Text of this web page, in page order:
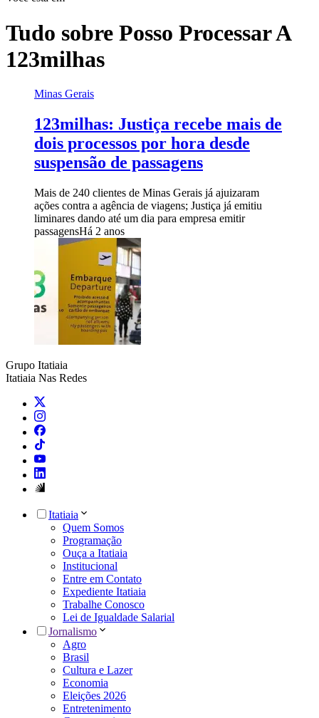
Tudo sobre Posso Processar A
123milhas
Minas Gerais
123milhas: Justiça recebe mais de
dois processos por hora desde
suspensão de passagens
Mais de 240 clientes de Minas Gerais já ajuizaram
ações contra a agência de viagens; Justiça já emitiu
liminares dando até um dia para empresa emitir
passagensHá 2 anos
Grupo Itatiaia
Itatiaia Nas Redes
Itatiaia
Quem Somos
Programação
Ouça a Itatiaia
Institucional
Entre em Contato
Expediente Itatiaia
Trabalhe Conosco
Lei de Igualdade Salarial
Jornalismo
Agro
Brasil
Cultura e Lazer
Economia
Eleições 2026
Entretenimento